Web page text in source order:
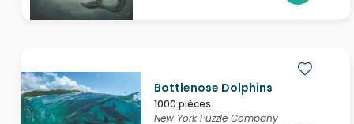
Bottlenose Dolphins
1000 pièces
New York Puzzle Company